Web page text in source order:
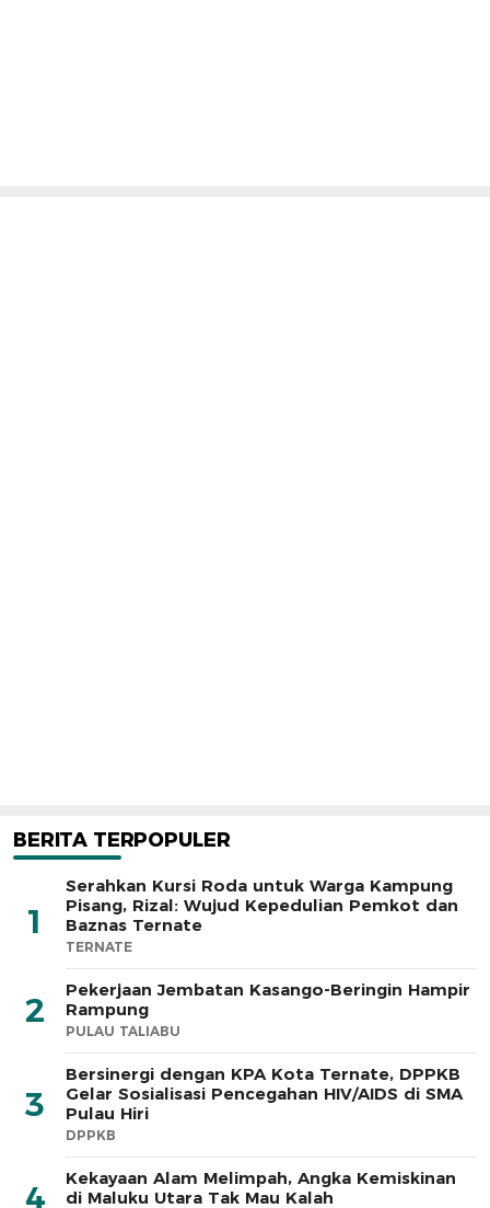
BERITA TERPOPULER
1
Serahkan Kursi Roda untuk Warga Kampung
Pisang, Rizal: Wujud Kepedulian Pemkot dan
Baznas Ternate
TERNATE
2
Pekerjaan Jembatan Kasango-Beringin Hampir
Rampung
PULAU TALIABU
3
Bersinergi dengan KPA Kota Ternate, DPPKB
Gelar Sosialisasi Pencegahan HIV/AIDS di SMA
Pulau Hiri
DPPKB
4
Kekayaan Alam Melimpah, Angka Kemiskinan
di Maluku Utara Tak Mau Kalah